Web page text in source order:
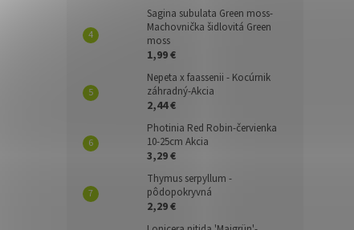
Sagina subulata Green moss-
Machovnička šidlovitá Green
moss
1,99 €
Nepeta x faassenii - Kocúrnik
záhradný-Akcia
2,44 €
Photinia Red Robin-červienka
10-25cm Akcia
3,29 €
Thymus serpyllum -
pôdopokryvná
2,29 €